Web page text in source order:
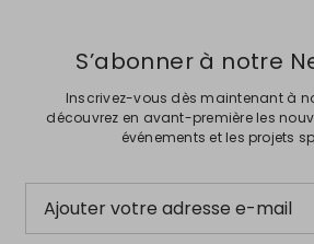
S’abonner à notre
Inscrivez-vous dès maintenant à
découvrez en avant-première les
événements et les projets
Ajouter votre adresse e-mail